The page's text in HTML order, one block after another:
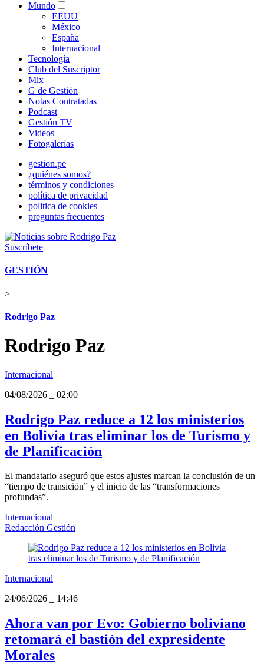
Mundo
EEUU
México
España
Internacional
Tecnología
Club del Suscriptor
Mix
G de Gestión
Notas Contratadas
Podcast
Gestión TV
Videos
Fotogalerías
gestion.pe
¿quiénes somos?
términos y condiciones
política de privacidad
politica de cookies
preguntas frecuentes
Suscríbete
GESTIÓN
>
Rodrigo Paz
Rodrigo Paz
Internacional
04/08/2026
02:00
Rodrigo Paz reduce a 12 los ministerios
en Bolivia tras eliminar los de Turismo y
de Planificación
El mandatario aseguró que estos ajustes marcan la conclusión de un
“tiempo de transición” y el inicio de las “transformaciones
profundas”.
Internacional
Redacción Gestión
Internacional
24/06/2026
14:46
Ahora van por Evo: Gobierno boliviano
retomará el bastión del expresidente
Morales